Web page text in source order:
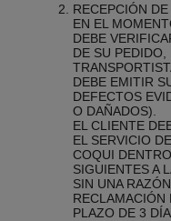
RECEPCIÓN
EN EL
DEBE
DE SU PEDIDO,
DEBE EMITIR
DEFECTOS
O DAÑADOS).
EL CLIENTE
EL SERVICIO
COQUI
SIGUIENTES A
SIN UNA
RECLAMACIÓN
PLAZO DE 3